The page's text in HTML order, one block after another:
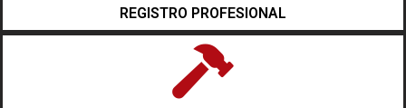
REGISTRO PROFESIONAL